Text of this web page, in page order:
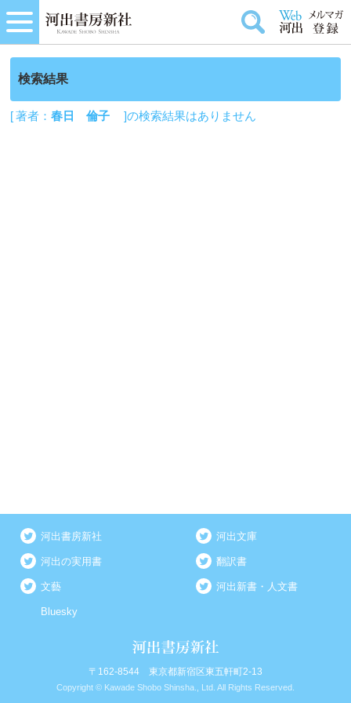
検索結果
[ 著者：春日 倫子 ]の検索結果はありません
河出書房新社 河出文庫
河出の実用書 翻訳書
文藝 河出新書・人文書
Bluesky
〒162-8544 東京都新宿区東五軒町2-13
Copyright © Kawade Shobo Shinsha., Ltd. All Rights Reserved.